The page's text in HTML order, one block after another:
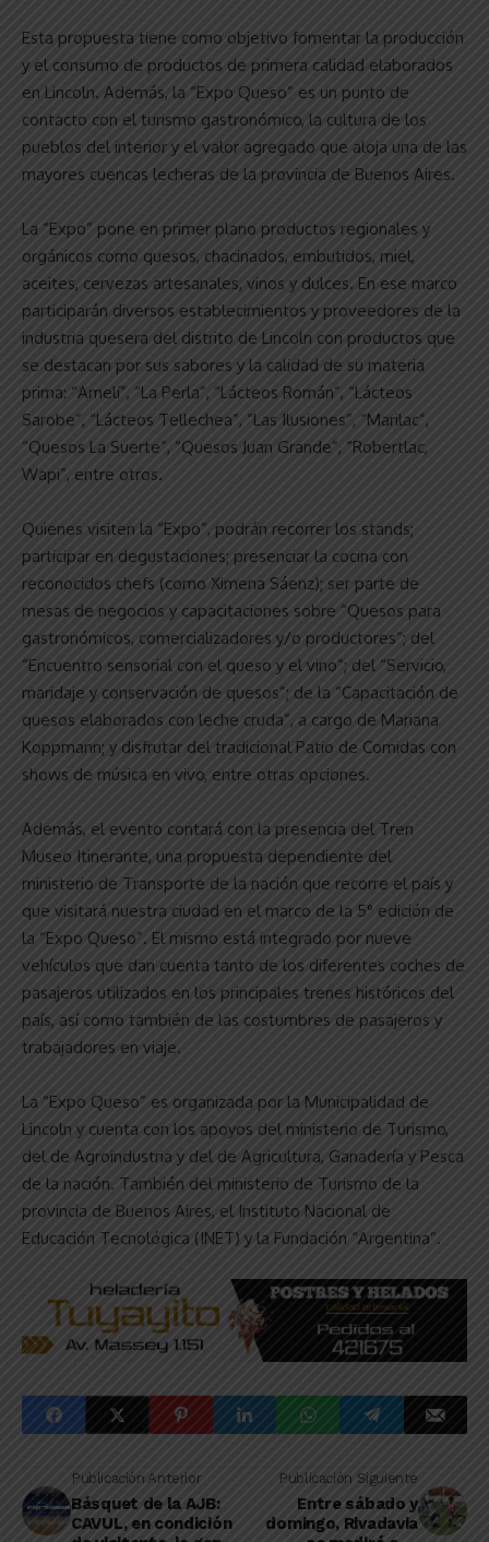
Esta propuesta tiene como objetivo fomentar la producción
y el consumo de productos de primera calidad elaborados
en Lincoln. Además, la “Expo Queso” es un punto de
contacto con el turismo gastronómico, la cultura de los
pueblos del interior y el valor agregado que aloja una de las
mayores cuencas lecheras de la provincia de Buenos Aires.
La “Expo” pone en primer plano productos regionales y
orgánicos como quesos, chacinados, embutidos, miel,
aceites, cervezas artesanales, vinos y dulces. En ese marco
participarán diversos establecimientos y proveedores de la
industria quesera del distrito de Lincoln con productos que
se destacan por sus sabores y la calidad de su materia
prima: “Amelí”, “La Perla”, “Lácteos Román”, “Lácteos
Sarobe”, “Lácteos Tellechea”, “Las Ilusiones”, “Marilac”,
“Quesos La Suerte”, “Quesos Juan Grande”, “Robertlac,
Wapi”, entre otros.
Quienes visiten la “Expo”, podrán recorrer los stands;
participar en degustaciones; presenciar la cocina con
reconocidos chefs (como Ximena Sáenz); ser parte de
mesas de negocios y capacitaciones sobre “Quesos para
gastronómicos, comercializadores y/o productores”; del
“Encuentro sensorial con el queso y el vino”; del “Servicio,
maridaje y conservación de quesos”; de la “Capacitación de
quesos elaborados con leche cruda”, a cargo de Mariana
Koppmann; y disfrutar del tradicional Patio de Comidas con
shows de música en vivo, entre otras opciones.
Además, el evento contará con la presencia del Tren
Museo Itinerante, una propuesta dependiente del
ministerio de Transporte de la nación que recorre el país y
que visitará nuestra ciudad en el marco de la 5° edición de
la “Expo Queso”. El mismo está integrado por nueve
vehículos que dan cuenta tanto de los diferentes coches de
pasajeros utilizados en los principales trenes históricos del
país, así como también de las costumbres de pasajeros y
trabajadores en viaje.
La “Expo Queso” es organizada por la Municipalidad de
Lincoln y cuenta con los apoyos del ministerio de Turismo,
del de Agroindustria y del de Agricultura, Ganadería y Pesca
de la nación. También del ministerio de Turismo de la
provincia de Buenos Aires, el Instituto Nacional de
Educación Tecnológica (INET) y la Fundación “Argentina”.
Publicación Anterior
Básquet de la AJB:
CAVUL, en condición
Publicación Siguiente
Entre sábado y
domingo, Rivadavia